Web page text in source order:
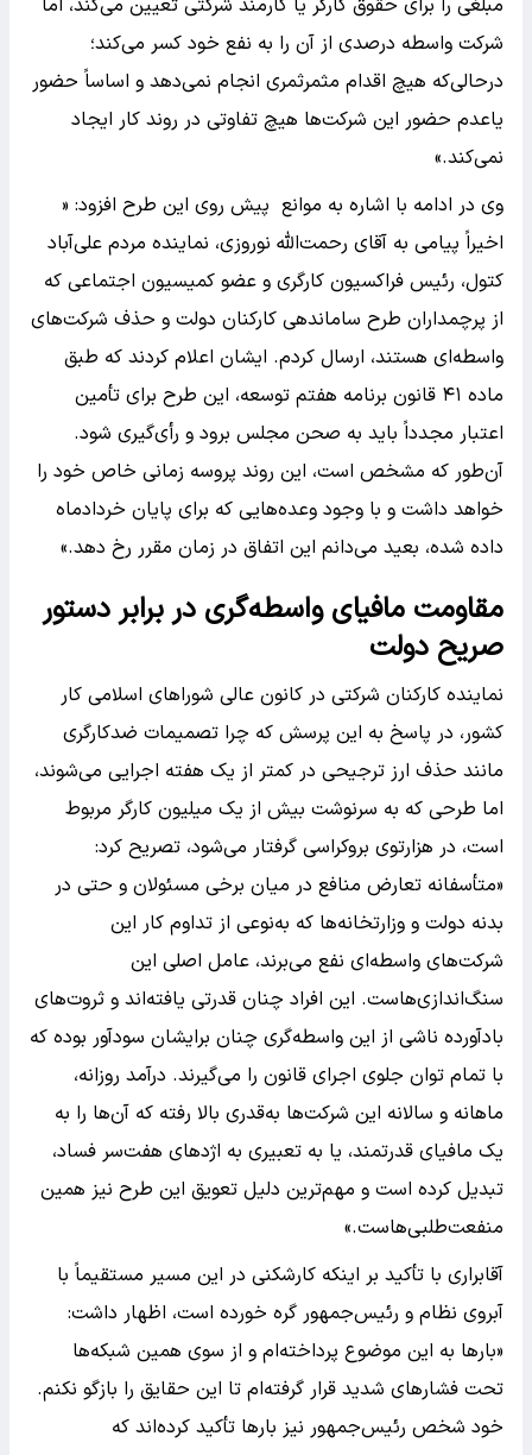
شرکت واسطه درصدی از آن را به نفع خود کسر می‌کند؛
درحالی‌که هیچ اقدام مثمرثمری انجام نمی‌دهد و اساساً حضور
یاعدم حضور این شرکت‌ها هیچ تفاوتی در روند کار ایجاد
نمی‌کند.»
وی در ادامه با اشاره به موانع پیش روی این طرح افزود: «
اخیراً پیامی به آقای رحمت‌الله نوروزی، نماینده مردم علی‌آباد
کتول، رئیس فراکسیون کارگری و عضو کمیسیون اجتماعی که
از پرچمداران طرح ساماندهی کارکنان دولت و حذف شرکت‌های
واسطه‌ای هستند، ارسال کردم. ایشان اعلام کردند که طبق
ماده ۴۱ قانون برنامه هفتم توسعه، این طرح برای تأمین
اعتبار مجدداً باید به صحن مجلس برود و رأی‌گیری شود.
آن‌طور که مشخص است، این روند پروسه زمانی خاص خود را
خواهد داشت و با وجود وعده‌هایی که برای پایان خردادماه
داده شده، بعید می‌دانم این اتفاق در زمان مقرر رخ دهد.»
مقاومت مافیای واسطه‌گری در برابر دستور
صریح دولت
نماینده کارکنان شرکتی در کانون عالی شوراهای اسلامی کار
کشور، در پاسخ به این پرسش که چرا تصمیمات ضدکارگری
مانند حذف ارز ترجیحی در کمتر از یک هفته اجرایی می‌شوند،
اما طرحی که به سرنوشت بیش از یک میلیون کارگر مربوط
است، در هزارتوی بروکراسی گرفتار می‌شود، تصریح کرد:
«متأسفانه تعارض منافع در میان برخی مسئولان و حتی در
بدنه دولت و وزارتخانه‌ها که به‌نوعی از تداوم کار این
شرکت‌های واسطه‌ای نفع می‌برند، عامل اصلی این
سنگ‌اندازی‌هاست. این افراد چنان قدرتی یافته‌اند و ثروت‌های
بادآورده ناشی از این واسطه‌گری چنان برایشان سودآور بوده که
با تمام توان جلوی اجرای قانون را می‌گیرند. درآمد روزانه،
ماهانه و سالانه این شرکت‌ها به‌قدری بالا رفته که آن‌ها را به
یک مافیای قدرتمند، یا به تعبیری به اژدهای هفت‌سر فساد،
تبدیل کرده است و مهم‌ترین دلیل تعویق این طرح نیز همین
منفعت‌طلبی‌هاست.»
آقابراری با تأکید بر اینکه کارشکنی در این مسیر مستقیماً با
آبروی نظام و رئیس‌جمهور گره خورده است، اظهار داشت:
«بارها به این موضوع پرداخته‌ام و از سوی همین شبکه‌ها
تحت فشارهای شدید قرار گرفته‌ام تا این حقایق را بازگو نکنم.
خود شخص رئیس‌جمهور نیز بارها تأکید کرده‌اند که